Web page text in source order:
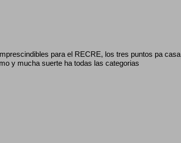
para el RECRE, los tres puntos pa casa
y mucha suerte ha todas las categorias